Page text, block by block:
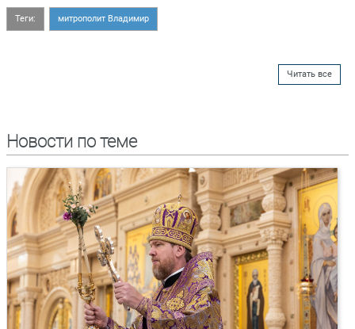
Теги: митрополит Владимир
Читать все
Новости по теме